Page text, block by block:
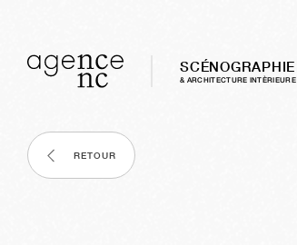
SCÉNOGRAPHIE
& ARCHITECTURE INTÈRIEURE
RETOUR